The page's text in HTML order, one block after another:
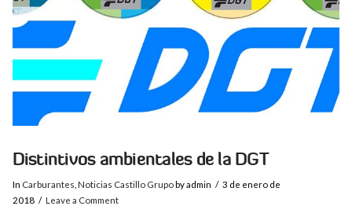
Distintivos ambientales de la DGT
In Carburantes Noticias Castillo Grupoby admin
3 de enero de
2018
Leave a Comment